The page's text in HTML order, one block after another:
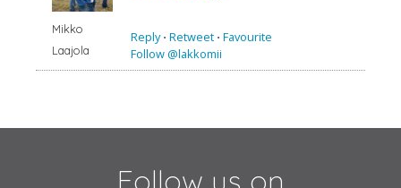
Mikko
Laajola
Reply⋅ Retweet ⋅ Favourite
Follow @lakkomii
Follow us on